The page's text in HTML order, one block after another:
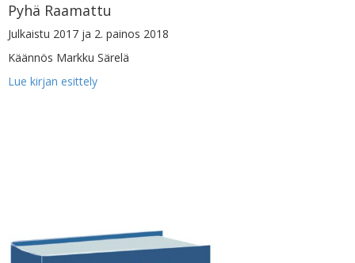
Pyhä Raamattu
Julkaistu 2017 ja 2. painos 2018
Käännös Markku Särelä